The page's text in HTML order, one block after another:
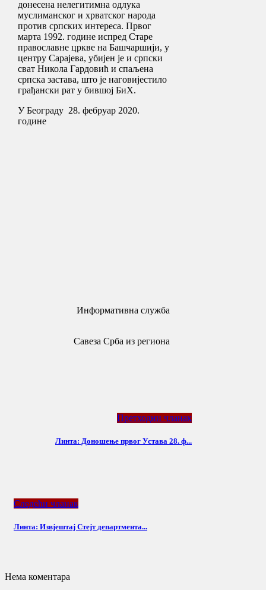
донесена нелегитимна одлука
муслиманског и хрватског народа
против српских интереса. Првог
марта 1992. године испред Старе
православне цркве на Башчаршији, у
центру Сарајева, убијен је и српски
сват Никола Гардовић и спаљена
српска застава, што је наговијестило
грађански рат у бившој БиХ.
У Београду 28. фебруар 2020.
године
Информативна служба
Савеза Срба из региона
Претходни чланак
Линта: Доношење првог Устава 28. ф...
Следећи чланак
Линта: Извјештај Стејт департмента...
Нема коментара